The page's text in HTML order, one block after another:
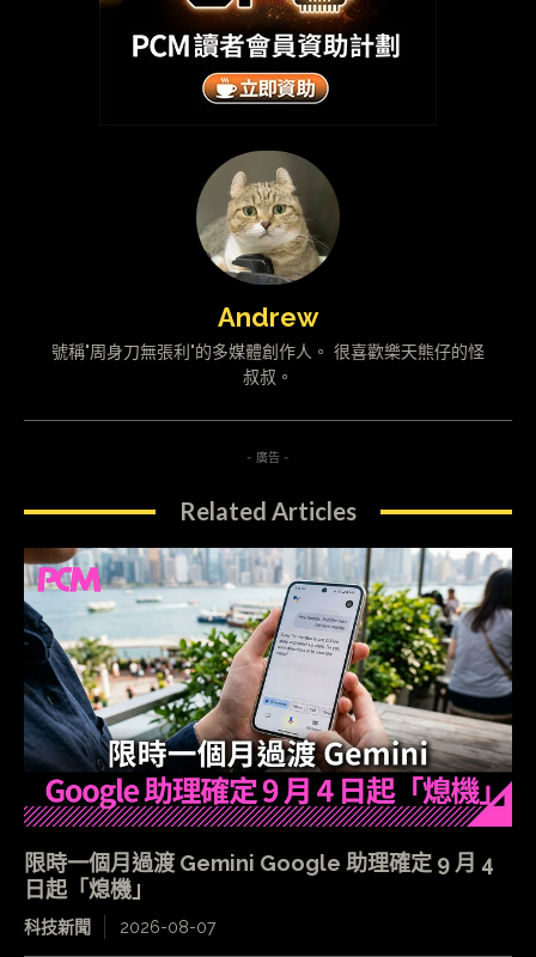
Andrew
號稱"周身刀無張利"的多媒體創作人。 很喜歡樂天熊仔的怪
叔叔。
- 廣告 -
Related Articles
限時一個月過渡 Gemini Google 助理確定 9 月 4
日起「熄機」
科技新聞 2026-08-07